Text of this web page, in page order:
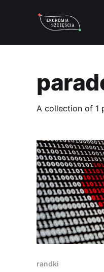
A collection of 1
randki